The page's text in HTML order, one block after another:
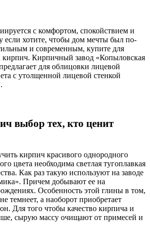
с комфортом, спокойствием и
если хотите, чтобы дом мечты был по-
и современным, купите для
Кирпичный завод «Копыловская
для облицовки лицевой
с утолщенной лицевой стенкой
выбор тех, кто ценит
кирпич красивого однородного
цвета необходима светлая тугоплавкая
Как раз такую используют на заводе
Причем добывают ее на
Особенность этой глины в том,
темнеет, а наоборот приобретает
Для того чтобы качество кирпича и
сырую массу очищают от примесей и